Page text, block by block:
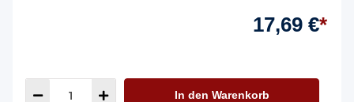
17,69 €*
In den Warenkorb